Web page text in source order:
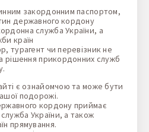
закордонним паспортом,
державного кордону
служба України, а
країн
турагент чи перевізник не
рішення прикордонних служб
є ознайомчою та може бути
подорожі.
кордону приймає
України, а також
прямування.